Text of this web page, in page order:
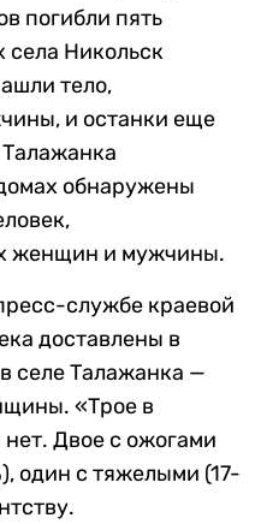
погибли пять
села Никольск
тело,
и останки еще
Талажанка
обнаружены
женщин и мужчины.
службе краевой
доставлены в
селе Талажанка —
«Трое в
Двое с ожогами
один с тяжелыми (17-